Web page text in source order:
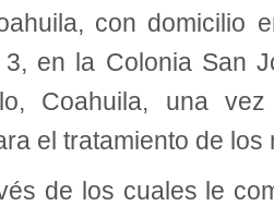
con domicilio
3, en la Colonia San
Coahuila, una
el tratamiento de los
de los cuales le